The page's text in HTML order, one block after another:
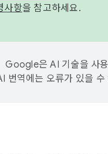
사항을 참고하세요.
Google은 AI 기술을 사
번역에는 오류가 있을 수